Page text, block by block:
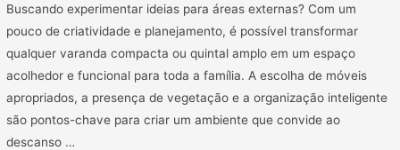
Buscando experimentar ideias para áreas externas? Com um
pouco de criatividade e planejamento, é possível transformar
qualquer varanda compacta ou quintal amplo em um espaço
acolhedor e funcional para toda a família. A escolha de móveis
apropriados, a presença de vegetação e a organização inteligente
são pontos-chave para criar um ambiente que convide ao
descanso …